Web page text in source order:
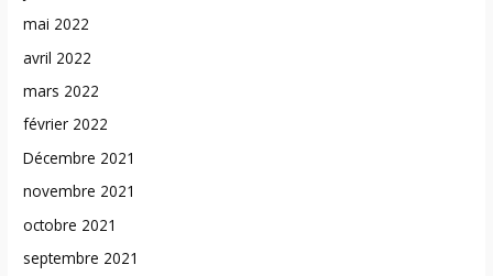
mai 2022
avril 2022
mars 2022
février 2022
Décembre 2021
novembre 2021
octobre 2021
septembre 2021